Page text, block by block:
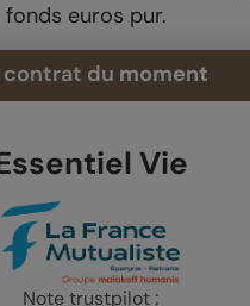
euros pur.
contrat du moment
Vie
Note trustpilot :